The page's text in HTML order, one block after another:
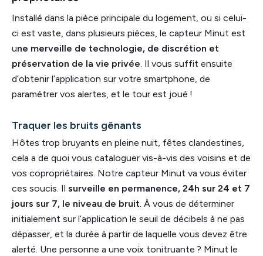
Installé dans la pièce principale du logement, ou si celui-
ci est vaste, dans plusieurs pièces, le capteur Minut est
une merveille de technologie, de discrétion et
préservation de la vie privée. Il vous suffit ensuite
d’obtenir l’application sur votre smartphone, de
paramètrer vos alertes, et le tour est joué !
Traquer les bruits gênants
Hôtes trop bruyants en pleine nuit, fêtes clandestines,
cela a de quoi vous cataloguer vis-à-vis des voisins et de
vos copropriétaires. Notre capteur Minut va vous éviter
ces soucis. Il surveille en permanence, 24h sur 24 et 7
jours sur 7, le niveau de bruit. À vous de déterminer
initialement sur l’application le seuil de décibels à ne pas
dépasser, et la durée à partir de laquelle vous devez être
alerté. Une personne a une voix tonitruante ? Minut le